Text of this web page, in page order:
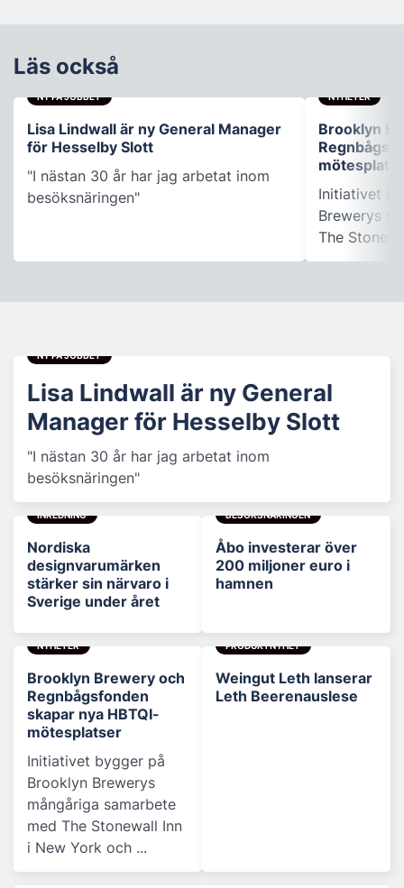
Läs också
NY PÅ JOBBET
Lisa Lindwall är ny General Manager
för Hesselby Slott
"I nästan 30 år har jag arbetat inom
besöksnäringen"
NYHETER
Brooklyn
Initiativet
Brewerys
The
NY PÅ JOBBET
Lisa Lindwall är ny General
Manager för Hesselby Slott
"I nästan 30 år har jag arbetat inom
besöksnäringen"
INREDNING
Nordiska
designvarumärken
stärker sin närvaro i
Sverige under året
BESÖKSNÄRINGEN
Åbo investerar över
200 miljoner euro i
hamnen
NYHETER
Brooklyn Brewery och
Regnbågsfonden
skapar nya HBTQI-
mötesplatser
Initiativet bygger på
Brooklyn Brewerys
mångåriga samarbete
med The Stonewall Inn
i New York och ...
PRODUKTNYHET
Weingut Leth lanserar
Leth Beerenauslese